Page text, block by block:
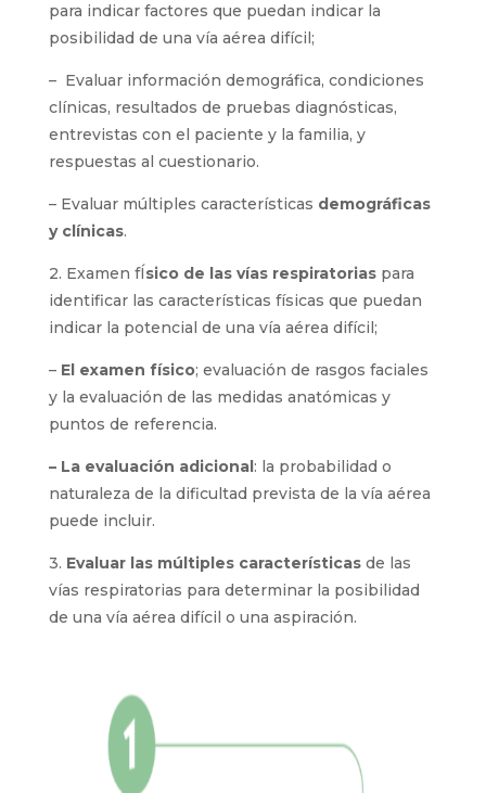
para indicar factores que puedan indicar la
posibilidad de una vía aérea difícil;
– Evaluar información demográfica, condiciones
clínicas, resultados de pruebas diagnósticas,
entrevistas con el paciente y la familia, y
respuestas al cuestionario.
– Evaluar múltiples características demográficas
y clínicas.
2. Examen fÍsico de las vías respiratoriaspara
identificar las características físicas que puedan
indicar la potencial de una vía aérea difícil;
– El examen físico; evaluación de rasgos faciales
y la evaluación de las medidas anatómicas y
puntos de referencia.
– La evaluación adicional: la probabilidad o
naturaleza de la dificultad prevista de la vía aérea
puede incluir.
3. Evaluar las múltiples característicasde las
vías respiratorias para determinar la posibilidad
de una vía aérea difícil o una aspiración.